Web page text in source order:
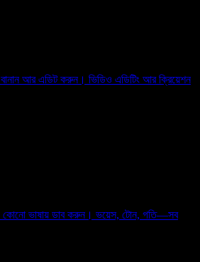
আর এডিট করুন। ভিডিও এডিটিং আর ক্রিয়েশন
কোনো ভাষায় ডাব করুন। ভয়েস, টোন, গতি—সব